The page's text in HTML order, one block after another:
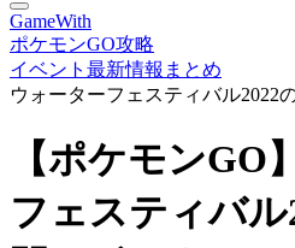
GameWith
ポケモンGO攻略
イベント最新情報まとめ
ウォーターフェスティバル2022
【ポケモンGO
フェスティバル